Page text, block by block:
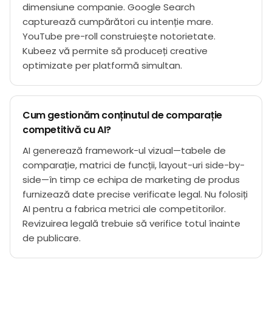
dimensiune companie. Google Search
capturează cumpărători cu intenție mare.
YouTube pre-roll construiește notorietate.
Kubeez vă permite să produceți creative
optimizate per platformă simultan.
Cum gestionăm conținutul de comparație
competitivă cu AI?
AI generează framework-ul vizual—tabele de
comparație, matrici de funcții, layout-uri side-by-
side—în timp ce echipa de marketing de produs
furnizează date precise verificate legal. Nu folosiți
AI pentru a fabrica metrici ale competitorilor.
Revizuirea legală trebuie să verifice totul înainte
de publicare.